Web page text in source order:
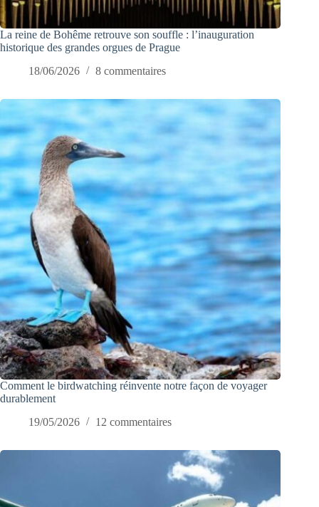
La reine de Bohême retrouve son souffle : l’inauguration
historique des grandes orgues de Prague
18/06/2026
8 commentaires
Comment le birdwatching réinvente notre façon de voyager
durablement
19/05/2026
12 commentaires